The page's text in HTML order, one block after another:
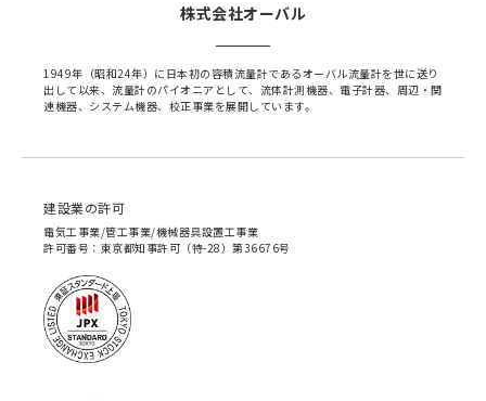
株式会社オーバル
1949年（昭和24年）に日本初の容積流量計であるオーバル流量計を世に送り
出して以来、流量計のパイオニアとして、流体計測機器、電子計器、周辺・関
連機器、システム機器、校正事業を展開しています。
建設業の許可
電気工事業/管工事業/機械器具設置工事業
許可番号：東京都知事許可（特-28）第36676号